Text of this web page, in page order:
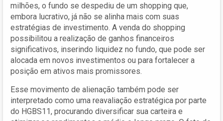
milhões, o fundo se despediu de um shopping que,
embora lucrativo, já não se alinha mais com suas
estratégias de investimento. A venda do shopping
possibilitou a realização de ganhos financeiros
significativos, inserindo liquidez no fundo, que pode ser
alocada em novos investimentos ou para fortalecer a
posição em ativos mais promissores.
Esse movimento de alienação também pode ser
interpretado como uma reavaliação estratégica por parte
do HGBS11, procurando diversificar sua carteira e